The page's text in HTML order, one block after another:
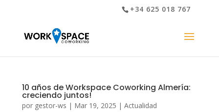
+34 625 018 767
10 años de Workspace Coworking Almería:
creciendo juntos!
por gestor-ws | Mar 19, 2025 | Actualidad